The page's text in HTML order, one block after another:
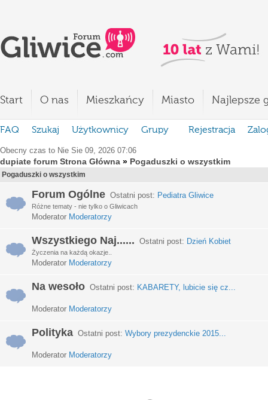
Start O nas Mieszkańcy Miasto Najlepsze
FAQ Szukaj Użytkownicy Grupy Rejestracja
Obecny czas to Nie Sie 09, 2026 07:06
dupiate forum Strona Główna » Pogaduszki o wszystkim
Pogaduszki o wszystkim
Forum Ogólne Ostatni post: Pediatra Gliwice
Różne tematy - nie tylko o Gliwicach
Moderator Moderatorzy
Wszystkiego Naj...... Ostatni post: Dzień Kobiet
Życzenia na każdą okazje..
Moderator Moderatorzy
Na wesoło Ostatni post: KABARETY, lubicie się cz...
Moderator Moderatorzy
Polityka Ostatni post: Wybory prezydenckie 2015...
Moderator Moderatorzy